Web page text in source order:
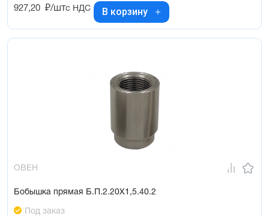
927,20 ₽/штс НДС В корзину
ОВЕН
Бобышка прямая Б.П.2.20Х1,5.40.2
Под заказ